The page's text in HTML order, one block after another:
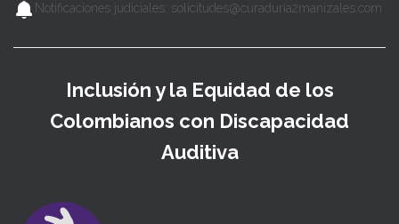
Notificaciones judiciales: solicitudes@curaduria2manizales.com
Inclusión y la Equidad de los
Colombianos con Discapacidad
Auditiva